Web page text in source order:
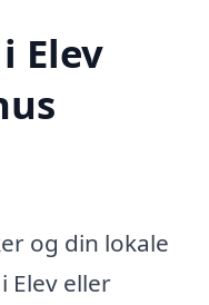
Elev
og din lokale
Elev eller